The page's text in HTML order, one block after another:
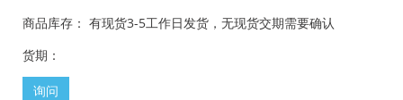
商品库存： 有现货3-5工作日发货，无现货交期需要确认
货期：
询问